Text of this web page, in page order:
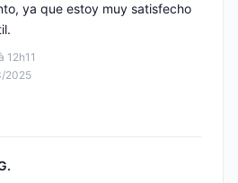
12h11
2025
ya que estoy muy satisfecho